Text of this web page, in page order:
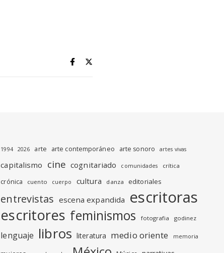
1994 2026 arte arte contemporáneo arte sonoro artes vivas
capitalismo cine cognitariado comunidades crítica
crónica cuento cuerpo cultura danza editoriales
entrevistas escena expandida escritoras
escritores feminismos fotografia godinez
lenguaje libros literatura medio oriente memoria